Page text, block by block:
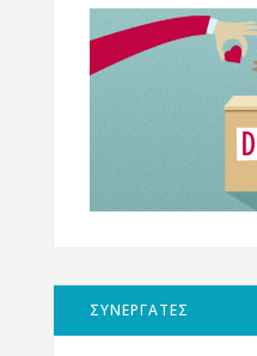
ΣΥΝΕΡΓΑΤΕΣ